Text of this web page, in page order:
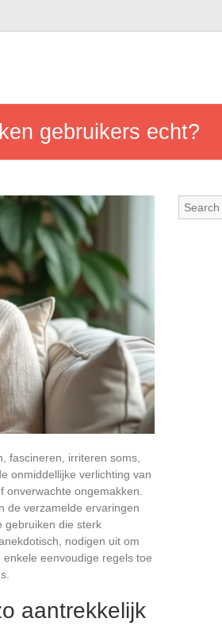
gebruikers echt?
fascineren, irriteren soms,
onmiddellijke verlichting van
ongemakken.
de verzamelde ervaringen
gebruiken die sterk
nodigen uit om
eenvoudige regels toe
aantrekkelijk